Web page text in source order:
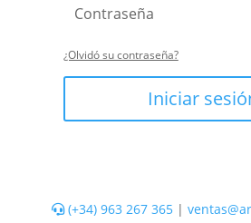
¿Olvidó su contraseña?
Iniciar
(+34) 963 267 365|